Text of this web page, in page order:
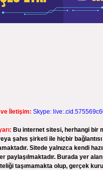
İletişim: Skype:
Bu internet sitesi, herhangi bir
şahıs şirketi ile hiçbir bağlantısı
Sitede yalnızca kendi
paylaşılmaktadır. Burada yer
taşımamakta olup, gerçek